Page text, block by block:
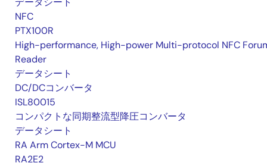
NFC
PTX100R
High-performance, High-power Multi-protocol NFC
Reader
データシート
DC/DCコンバータ
ISL80015
コンパクトな同期整流型降圧コンバータ
データシート
RA Arm Cortex-M MCU
RA2E2